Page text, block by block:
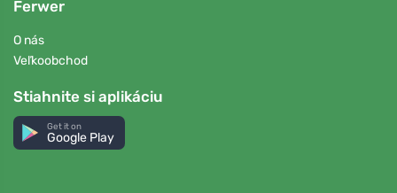
Ferwer
O nás
Veľkoobchod
Stiahnite si aplikáciu
Get it on
Google Play